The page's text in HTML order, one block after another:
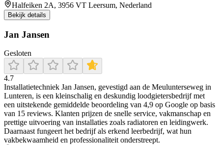
Halfeiken 2A, 3956 VT Leersum, Nederland
Bekijk details
Jan Jansen
Gesloten
4.7
Installatietechniek Jan Jansen, gevestigd aan de Meulunterseweg in
Lunteren, is een kleinschalig en deskundig loodgietersbedrijf met
een uitstekende gemiddelde beoordeling van 4,9 op Google op basis
van 15 reviews. Klanten prijzen de snelle service, vakmanschap en
prettige uitvoering van installaties zoals radiatoren en leidingwerk.
Daarnaast fungeert het bedrijf als erkend leerbedrijf, wat hun
vakbekwaamheid en professionaliteit onderstreept.